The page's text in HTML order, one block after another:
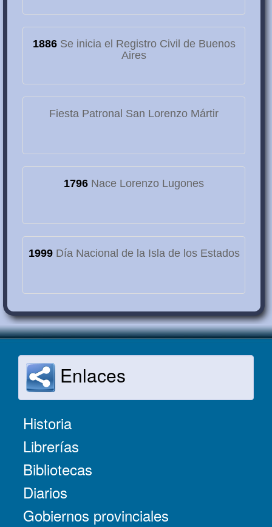
1886Se inicia el Registro Civil de Buenos
Aires
Fiesta Patronal San Lorenzo Mártir
1796 Nace Lorenzo Lugones
1999Día Nacional de la Isla de los Estados
Enlaces
Historia
Librerías
Bibliotecas
Diarios
Gobiernos provinciales